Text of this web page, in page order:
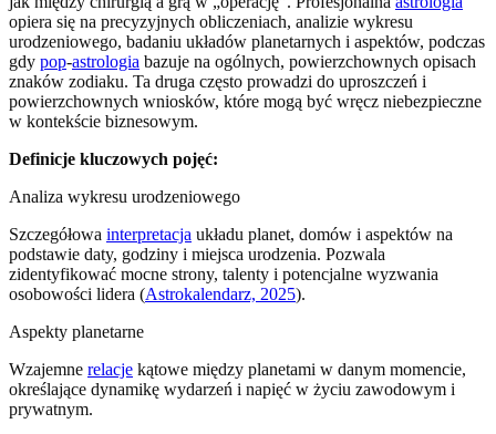
opiera się na precyzyjnych obliczeniach, analizie wykresu
urodzeniowego, badaniu układów planetarnych i aspektów, podczas
gdy pop-astrologia bazuje na ogólnych, powierzchownych opisach
znaków zodiaku. Ta druga często prowadzi do uproszczeń i
powierzchownych wniosków, które mogą być wręcz niebezpieczne
w kontekście biznesowym.
Definicje kluczowych pojęć:
Analiza wykresu urodzeniowego
Szczegółowa interpretacja układu planet, domów i aspektów na
podstawie daty, godziny i miejsca urodzenia. Pozwala
zidentyfikować mocne strony, talenty i potencjalne wyzwania
osobowości lidera (Astrokalendarz, 2025).
Aspekty planetarne
Wzajemne relacje kątowe między planetami w danym momencie,
określające dynamikę wydarzeń i napięć w życiu zawodowym i
prywatnym.